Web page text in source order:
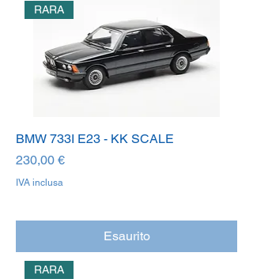
RARA
BMW 733I E23 - KK SCALE
Prezzo
230,00 €
IVA inclusa
Esaurito
RARA